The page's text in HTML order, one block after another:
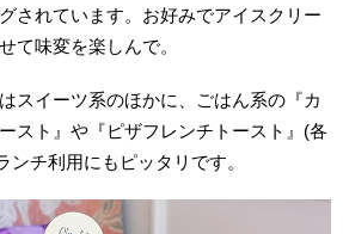
されています。お好みでアイスクリー
て味変を楽しんで。
スイーツ系のほかに、ごはん系の『カ
スト』や『ピザフレンチトースト』(各
ンチ利用にもピッタリです。